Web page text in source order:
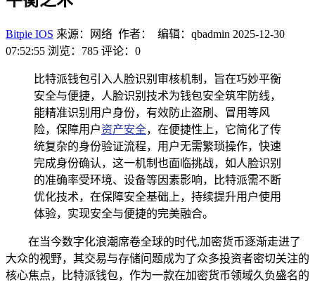
Bitpie IOS 来源：网络 作者： 编辑：qbadmin 2025-12-30
07:52:55 浏览：785 评论：0
比特派钱包引入人脸识别审核机制，旨在巧妙平衡
安全与便捷，人脸识别技术为钱包安全筑牢防线，
能精准识别用户身份，有效防止盗刷、冒用等风
险，保障用户资产安全，在便捷性上，它简化了传
统复杂的身份验证流程，用户无需繁琐操作，快速
完成身份确认，这一机制也面临挑战，如人脸识别
的准确率受环境、设备等因素影响，比特派需不断
优化技术，在保障安全基础上，持续提升用户使用
体验，实现安全与便捷的完美融合。
在当今数字化浪潮席卷全球的时代,加密货币逐渐走进了
大众的视野，其交易与存储问题成为了众多投资者密切关注的
核心焦点，比特派钱包，作为一款在加密货币领域久负盛名的